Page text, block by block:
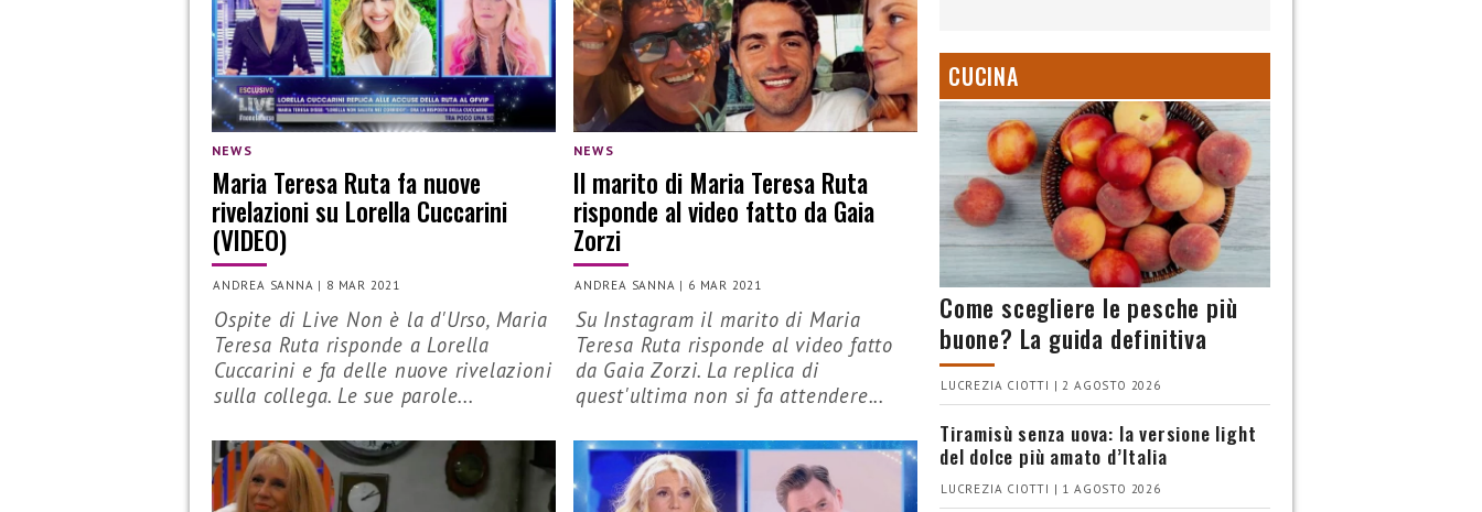
NEWS
Maria Teresa Ruta fa nuove
rivelazioni su Lorella Cuccarini
(VIDEO)
ANDREA SANNA | 8 MAR 2021
Ospite di Live Non è la d'Urso, Maria
Teresa Ruta risponde a Lorella
Cuccarini e fa delle nuove rivelazioni
sulla collega. Le sue parole...
NEWS
Il marito di Maria Teresa Ruta
risponde al video fatto da Gaia
Zorzi
ANDREA SANNA | 6 MAR 2021
Su Instagram il marito di Maria
Teresa Ruta risponde al video fatto
da Gaia Zorzi. La replica di
quest'ultima non si fa attendere...
CUCINA
Come scegliere le pesche più
buone? La guida definitiva
LUCREZIA CIOTTI | 2 AGOSTO 2026
Tiramisù senza uova: la versione light
del dolce più amato d’Italia
LUCREZIA CIOTTI | 1 AGOSTO 2026